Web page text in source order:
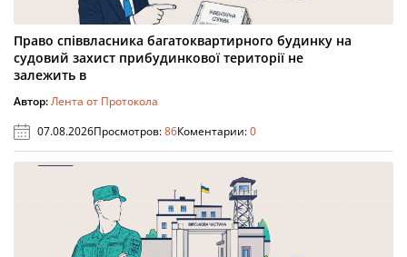
Право співвласника багатоквартирного будинку на
судовий захист прибудинкової території не
залежить в
Автор:Лента от Протокола
07.08.2026Просмотров:86Коментарии:0